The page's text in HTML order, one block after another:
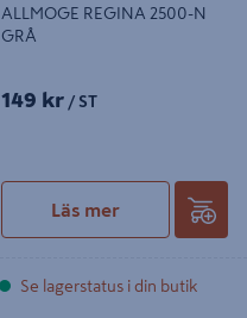
ALLMOGE REGINA 2500-N
GRÅ
149 kr / ST
Läs mer
Se lagerstatus i din butik